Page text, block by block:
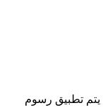
يتم تطبيق رسوم